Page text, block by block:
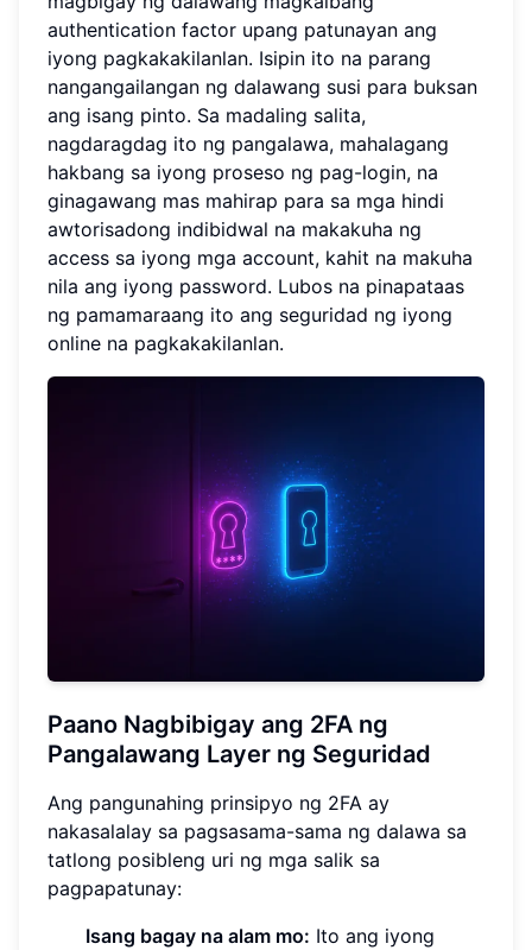
authentication factor upang patunayan ang
iyong pagkakakilanlan. Isipin ito na parang
nangangailangan ng dalawang susi para buksan
ang isang pinto. Sa madaling salita,
nagdaragdag ito ng pangalawa, mahalagang
hakbang sa iyong proseso ng pag-login, na
ginagawang mas mahirap para sa mga hindi
awtorisadong indibidwal na makakuha ng
access sa iyong mga account, kahit na makuha
nila ang iyong password. Lubos na pinapataas
ng pamamaraang ito ang seguridad ng iyong
online na pagkakakilanlan.
Paano Nagbibigay ang 2FA ng
Pangalawang Layer ng Seguridad
Ang pangunahing prinsipyo ng 2FA ay
nakasalalay sa pagsasama-sama ng dalawa sa
tatlong posibleng uri ng mga salik sa
pagpapatunay:
Isang bagay na alam mo: Ito ang iyong